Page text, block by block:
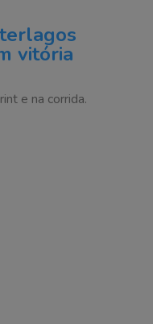
vitória
e na corrida.